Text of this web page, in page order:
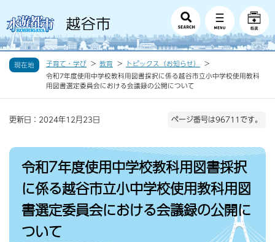
現在地 子育て・学び 教育
トピックス（お知らせ）
令和7年度使用中学校教科用図書採択に係る越谷市立小中学校使用教科
用図書選定委員会における会議録の公開について
更新日：2024年12月23日 ページ番号は96711です。
令和7年度使用中学校教科用図書採択
に係る越谷市立小中学校使用教科用図
書選定委員会における会議録の公開に
ついて